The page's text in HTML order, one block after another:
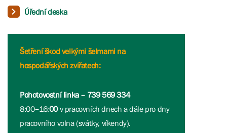
Úřední deska
Šetření škod velkými šelmami na
hospodářských zvířatech:
Pohotovostní linka – 739 569 334
8:00–16:00v pracovních dnech a dále pro dny
pracovního volna (svátky, víkendy).